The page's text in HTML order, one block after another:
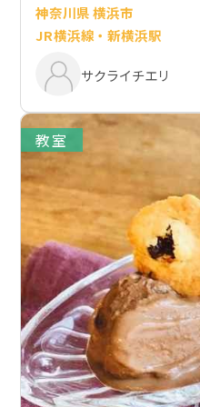
神奈川県 横浜市
JR横浜線・新横浜駅
サクライチエリ
教室